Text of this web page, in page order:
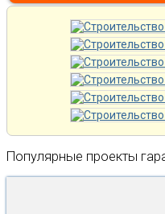
Популярные проекты